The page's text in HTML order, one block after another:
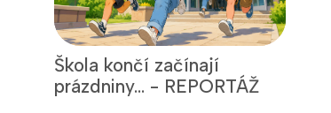
Škola končí začínají
prázdniny... - REPORTÁŽ